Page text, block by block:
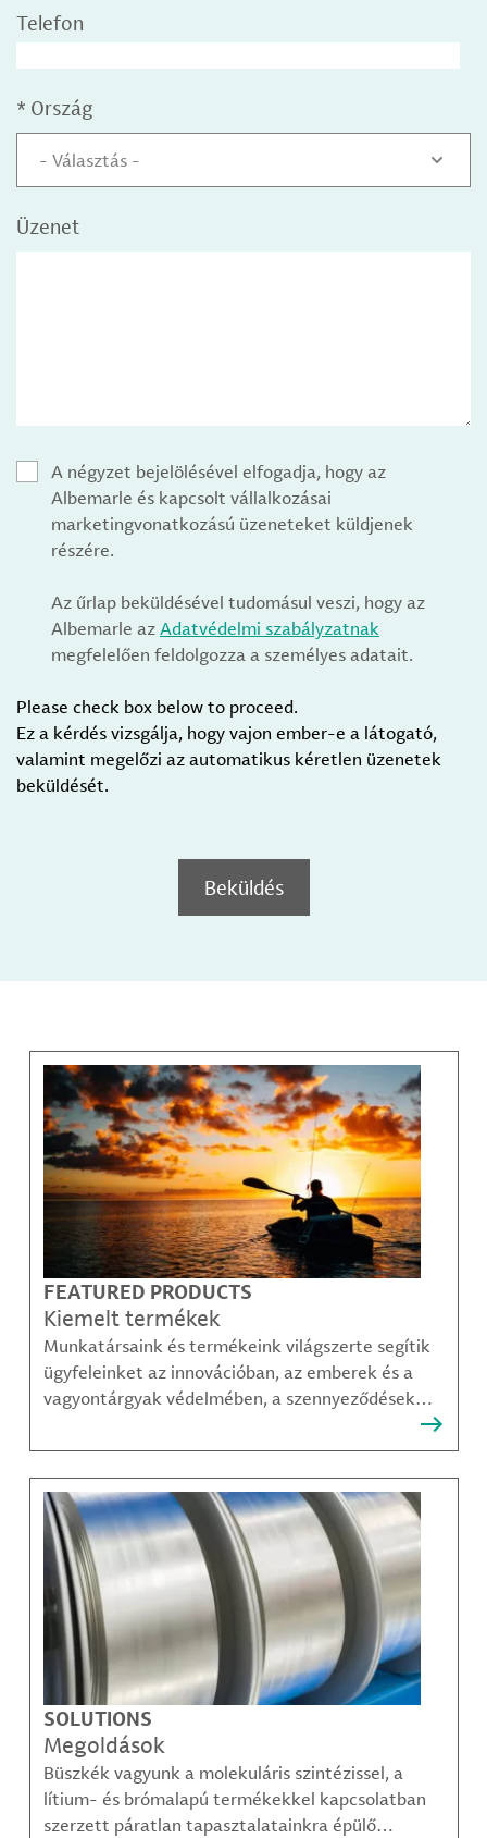
Telefon
* Ország
- Választás -
Üzenet
A négyzet bejelölésével elfogadja, hogy az
Albemarle és kapcsolt vállalkozásai
marketingvonatkozású üzeneteket küldjenek
részére.
Az űrlap beküldésével tudomásul veszi, hogy az
Albemarle azAdatvédelmi szabályzatnak
megfelelően feldolgozza a személyes adatait.
Please check box below to proceed.
Ez a kérdés vizsgálja, hogy vajon ember-e a látogató,
valamint megelőzi az automatikus kéretlen üzenetek
beküldését.
Beküldés
FEATURED PRODUCTS
Kiemelt termékek
Munkatársaink és termékeink világszerte segítik
ügyfeleinket az innovációban, az emberek és a
vagyontárgyak védelmében, a szennyeződések
kommunikáció és a növekedés fenntarthatóbb
módjainak megteremtésében.
SOLUTIONS
Megoldások
Büszkék vagyunk a molekuláris szintézissel, a
lítium- és brómalapú termékekkel kapcsolatban
szerzett páratlan tapasztalatainkra épülő